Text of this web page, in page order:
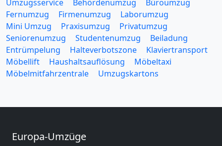
Umzugsservice Behördenumzug
Büroumzug
Fernumzug
Firmenumzug
Laborumzug
Mini Umzug
Praxisumzug
Privatumzug
Seniorenumzug
Studentenumzug
Beiladung
Entrümpelung
Halteverbotszone
Klaviertransport
Möbellift
Haushaltsauflösung
Möbeltaxi
Möbelmitfahrzentrale
Umzugskartons
Europa-Umzüge